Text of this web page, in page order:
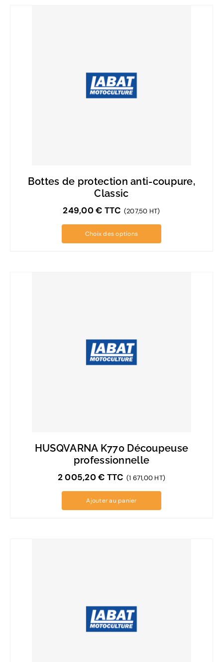
Bottes de protection anti-coupure,
Classic
249,00€ TTC (207,50 HT)
Choix des options
HUSQVARNA K770 Découpeuse
professionnelle
2 005,20€ TTC (1 671,00 HT)
Ajouter au panier